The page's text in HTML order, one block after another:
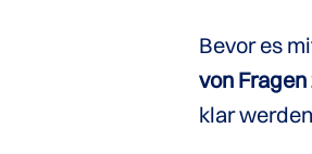
Bevor es
von
klar